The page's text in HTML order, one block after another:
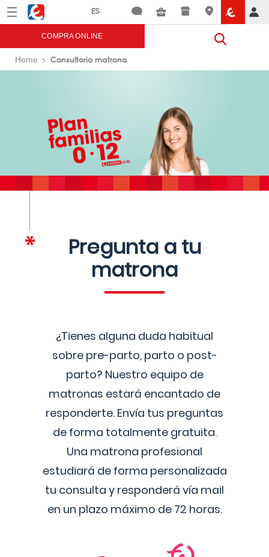
Menú Eroski
COMPRA ONLINE
Home Consultorio matrona
Pregunta a tu
matrona
¿Tienes alguna duda habitual
sobre pre-parto, parto o post-
parto? Nuestro equipo de
matronas estará encantado de
responderte. Envía tus preguntas
de forma totalmente gratuita.
Una matrona profesional
estudiará de forma personalizada
tu consulta y responderá vía mail
en un plazo máximo de 72 horas.